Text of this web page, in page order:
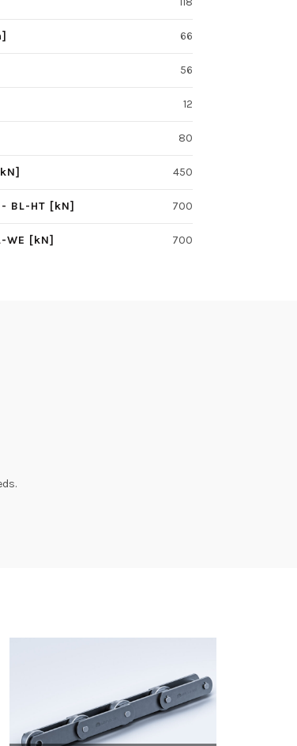
66
56
12
80
450
BL-HT [kN] 700
[kN] 700